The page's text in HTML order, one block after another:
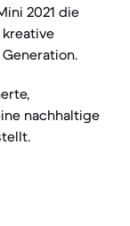
2021 die
nachhaltige